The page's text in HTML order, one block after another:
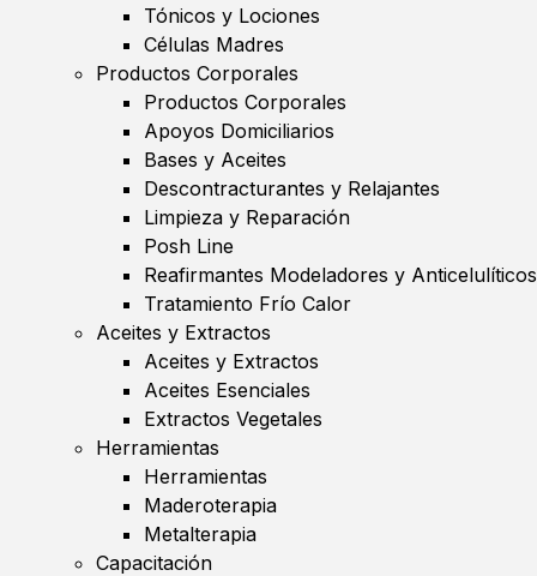
Tónicos y Lociones
Células Madres
Productos Corporales
Productos Corporales
Apoyos Domiciliarios
Bases y Aceites
Descontracturantes y Relajantes
Limpieza y Reparación
Posh Line
Reafirmantes Modeladores y Anticelulíticos
Tratamiento Frío Calor
Aceites y Extractos
Aceites y Extractos
Aceites Esenciales
Extractos Vegetales
Herramientas
Herramientas
Maderoterapia
Metalterapia
Capacitación